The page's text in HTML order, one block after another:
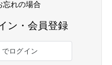
忘れの場合
ン・会員登録